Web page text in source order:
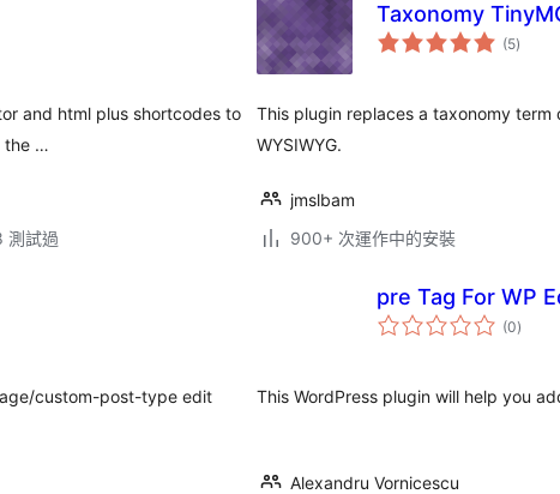
and html plus shortcodes to
the …
測試過
Taxonomy
(5總
評)
This plugin replaces a taxonomy
WYSIWYG.
jmslbam
900+ 次運作中的安裝
custom-post-type edit
pre Tag For WP
(0總
評)
This WordPress plugin will help you
Alexandru Vornicescu